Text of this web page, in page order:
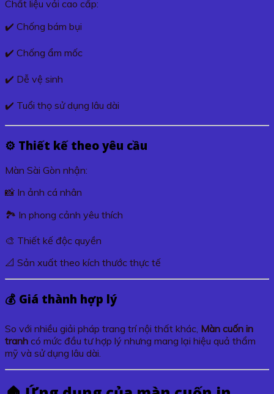
Chất liệu vải cao cấp:
✔️ Chống bám bụi
✔️ Chống ẩm mốc
✔️ Dễ vệ sinh
✔️ Tuổi thọ sử dụng lâu dài
⚙️ Thiết kế theo yêu cầu
Màn Sài Gòn nhận:
📸 In ảnh cá nhân
🏞️ In phong cảnh yêu thích
🎨 Thiết kế độc quyền
📐 Sản xuất theo kích thước thực tế
💰 Giá thành hợp lý
So với nhiều giải pháp trang trí nội thất khác, Màn cuốn in
tranh có mức đầu tư hợp lý nhưng mang lại hiệu quả thẩm
mỹ và sử dụng lâu dài.